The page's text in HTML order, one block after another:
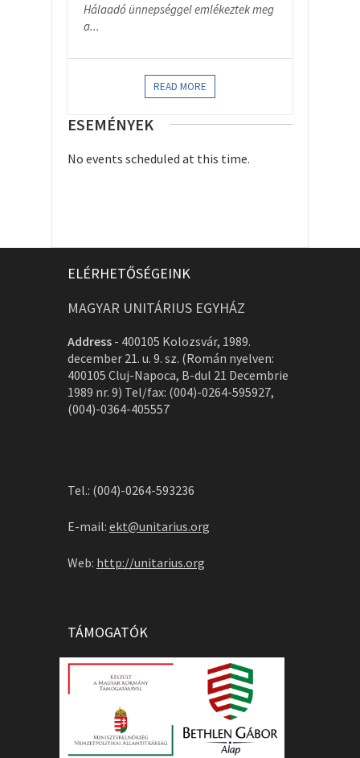
Hálaadó ünnepséggel emlékeztek meg
a...
READ MORE
ESEMÉNYEK
No events scheduled at this time.
ELÉRHETŐSÉGEINK
MAGYAR UNITÁRIUS EGYHÁZ
Address - 400105 Kolozsvár, 1989.
december 21. u. 9. sz. (Román nyelven:
400105 Cluj-Napoca, B-dul 21 Decembrie
1989 nr. 9) Tel/fax: (004)-0264-595927,
(004)-0364-405557
Tel.: (004)-0264-593236
E-mail: ekt@unitarius.org
Web: http://unitarius.org
TÁMOGATÓK